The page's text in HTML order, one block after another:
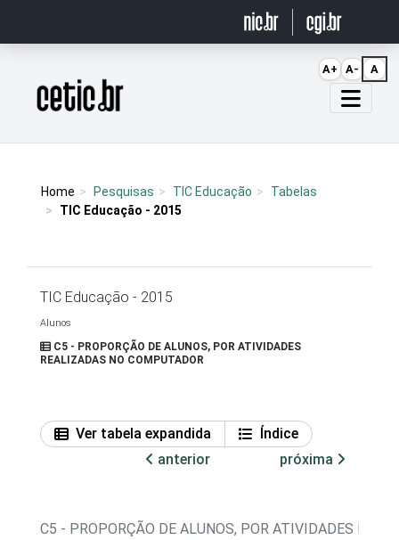
Página inicial
Home Pesquisas TIC Educação
Tabelas
TIC Educação - 2015
TIC Educação - 2015
Alunos
C5 - PROPORÇÃO DE ALUNOS, POR ATIVIDADES
REALIZADAS NO COMPUTADOR
Ver tabela expandida
Índice
anterior
próxima
C5 - PROPORÇÃO DE ALUNOS, POR ATIVIDADES
A+ A- A